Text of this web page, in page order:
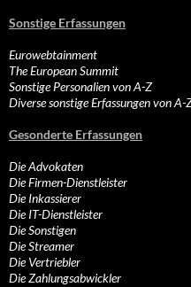
Sonstige Erfassungen
Eurowebtainment
The European Summit
Sonstige Personalien von A-Z
Diverse sonstige Erfassungen von A-
Gesonderte Erfassungen
Die Advokaten
Die Firmen-Dienstleister
Die Inkassierer
Die IT-Dienstleister
Die Sonstigen
Die Streamer
Die Vertriebler
Die Zahlungsabwickler